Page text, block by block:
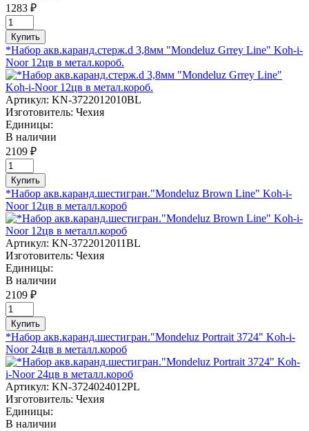
1283 ₽
Купить
*Набор акв.каранд.стерж.d 3,8мм "Mondeluz Grrey Line" Koh-i-
Noor 12цв в метал.короб.
Артикул: KN-3722012010BL
Изготовитель: Чехия
Единицы:
В наличии
2109 ₽
Купить
*Набор акв.каранд.шестигран."Mondeluz Brown Line" Koh-i-
Noor 12цв в металл.короб
Артикул: KN-3722012011BL
Изготовитель: Чехия
Единицы:
В наличии
2109 ₽
Купить
*Набор акв.каранд.шестигран."Mondeluz Portrait 3724" Koh-i-
Noor 24цв в металл.короб
Артикул: KN-3724024012PL
Изготовитель: Чехия
Единицы:
В наличии